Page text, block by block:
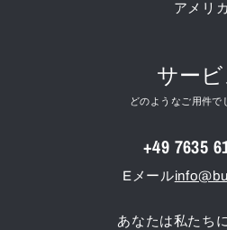
アメリカ
サー
どのようなご用件で
+49 7635
Eメール
あなたは私たち